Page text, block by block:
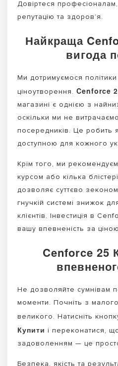
Довіртеся
репутацію та здоров’я.
Найкраща
вигода
Ми дотримуємося
ціноутворення. Cenforce
магазині є однією з
оскільки ми не
посередників. Це робить
доступною для кожного
Крім того, ми
курсом або кілька
дозволяє суттєво
гнучкій системі знижок
клієнтів. Інвестиція в
вашу впевненість за
Cenforce 25
Не дозволяйте сумнівам
моменти. Почніть з
великого. Натисніть
Купити і переконатися,
задоволенням — це
Безпека, якість та